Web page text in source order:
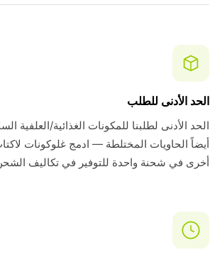
الحد الأدنى للطلب
أيضاً الحاويات المختلطة — ادمج غلوكونات
أخرى في شحنة واحدة للتوفير في تكاليف